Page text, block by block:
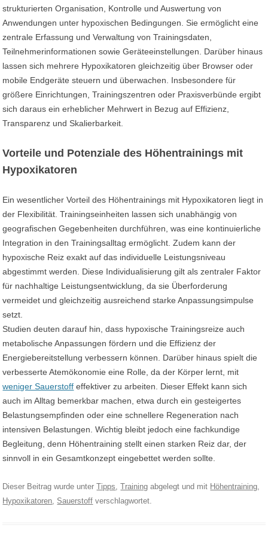
strukturierten Organisation, Kontrolle und Auswertung von
Anwendungen unter hypoxischen Bedingungen. Sie ermöglicht eine
zentrale Erfassung und Verwaltung von Trainingsdaten,
Teilnehmerinformationen sowie Geräteeinstellungen. Darüber hinaus
lassen sich mehrere Hypoxikatoren gleichzeitig über Browser oder
mobile Endgeräte steuern und überwachen. Insbesondere für
größere Einrichtungen, Trainingszentren oder Praxisverbünde ergibt
sich daraus ein erheblicher Mehrwert in Bezug auf Effizienz,
Transparenz und Skalierbarkeit.
Vorteile und Potenziale des Höhentrainings mit
Hypoxikatoren
Ein wesentlicher Vorteil des Höhentrainings mit Hypoxikatoren liegt in
der Flexibilität. Trainingseinheiten lassen sich unabhängig von
geografischen Gegebenheiten durchführen, was eine kontinuierliche
Integration in den Trainingsalltag ermöglicht. Zudem kann der
hypoxische Reiz exakt auf das individuelle Leistungsniveau
abgestimmt werden. Diese Individualisierung gilt als zentraler Faktor
für nachhaltige Leistungsentwicklung, da sie Überforderung
vermeidet und gleichzeitig ausreichend starke Anpassungsimpulse
setzt.
Studien deuten darauf hin, dass hypoxische Trainingsreize auch
metabolische Anpassungen fördern und die Effizienz der
Energiebereitstellung verbessern können. Darüber hinaus spielt die
verbesserte Atemökonomie eine Rolle, da der Körper lernt, mit
weniger Sauerstoff effektiver zu arbeiten. Dieser Effekt kann sich
auch im Alltag bemerkbar machen, etwa durch ein gesteigertes
Belastungsempfinden oder eine schnellere Regeneration nach
intensiven Belastungen. Wichtig bleibt jedoch eine fachkundige
Begleitung, denn Höhentraining stellt einen starken Reiz dar, der
sinnvoll in ein Gesamtkonzept eingebettet werden sollte.
Dieser Beitrag wurde unterTipps,Training abgelegt und mit Höhentraining,
Hypoxikatoren, Sauerstoff verschlagwortet.